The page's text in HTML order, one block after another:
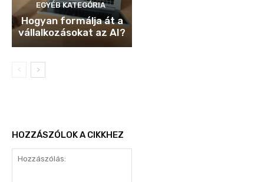
EGYÉB KATEGÓRIA
Hogyan formálja át a
vállalkozásokat az AI?
HOZZÁSZÓLOK A CIKKHEZ